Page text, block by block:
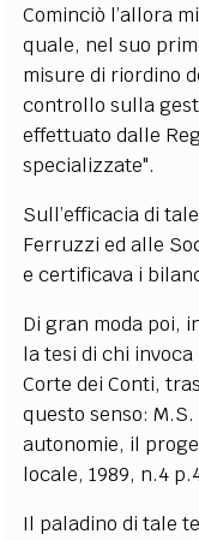
Cominciò l’allora
quale, nel suo
misure di riordino
controllo sulla
effettuato dalle
specializzate".
Sull’efficacia di
Ferruzzi ed alle
e certificava i
Di gran moda poi,
la tesi di chi
Corte dei Conti,
questo senso:
autonomie, il
locale, 1989, n.4
Il paladino di tale